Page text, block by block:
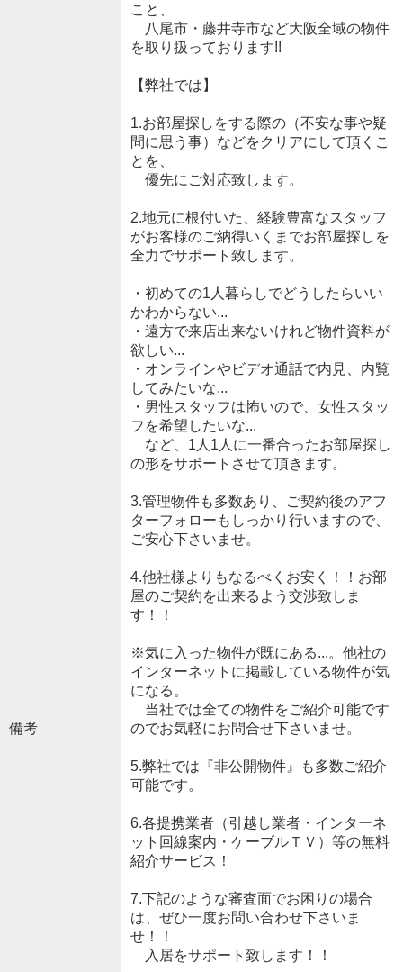
備考
こと、
八尾市・藤井寺市など大阪全域の物件
を取り扱っております!!
【弊社では】
1.お部屋探しをする際の（不安な事や疑
問に思う事）などをクリアにして頂くこ
とを、
優先にご対応致します。
2.地元に根付いた、経験豊富なスタッフ
がお客様のご納得いくまでお部屋探しを
全力でサポート致します。
・初めての1人暮らしでどうしたらいい
かわからない...
・遠方で来店出来ないけれど物件資料が
欲しい...
・オンラインやビデオ通話で内見、内覧
してみたいな...
・男性スタッフは怖いので、女性スタッ
フを希望したいな...
など、1人1人に一番合ったお部屋探し
の形をサポートさせて頂きます。
3.管理物件も多数あり、ご契約後のアフ
ターフォローもしっかり行いますので、
ご安心下さいませ。
4.他社様よりもなるべくお安く！！お部
屋のご契約を出来るよう交渉致しま
す！！
※気に入った物件が既にある...。他社の
インターネットに掲載している物件が気
になる。
当社では全ての物件をご紹介可能です
のでお気軽にお問合せ下さいませ。
5.弊社では『非公開物件』も多数ご紹介
可能です。
6.各提携業者（引越し業者・インターネ
ット回線案内・ケーブルＴＶ）等の無料
紹介サービス！
7.下記のような審査面でお困りの場合
は、ぜひ一度お問い合わせ下さいま
せ！！
入居をサポート致します！！